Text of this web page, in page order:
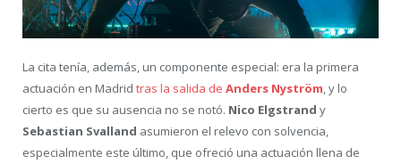
La cita tenía, además, un componente especial: era la primera
actuación en Madrid tras la salida de Anders Nyström, y lo
cierto es que su ausencia no se notó. Nico Elgstrand y
Sebastian Svalland asumieron el relevo con solvencia,
especialmente este último, que ofreció una actuación llena de